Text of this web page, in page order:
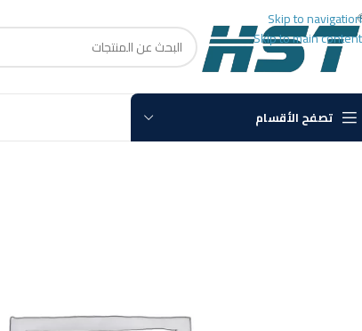
Skip to navigation
Skip to main content
تصفح الأقسام